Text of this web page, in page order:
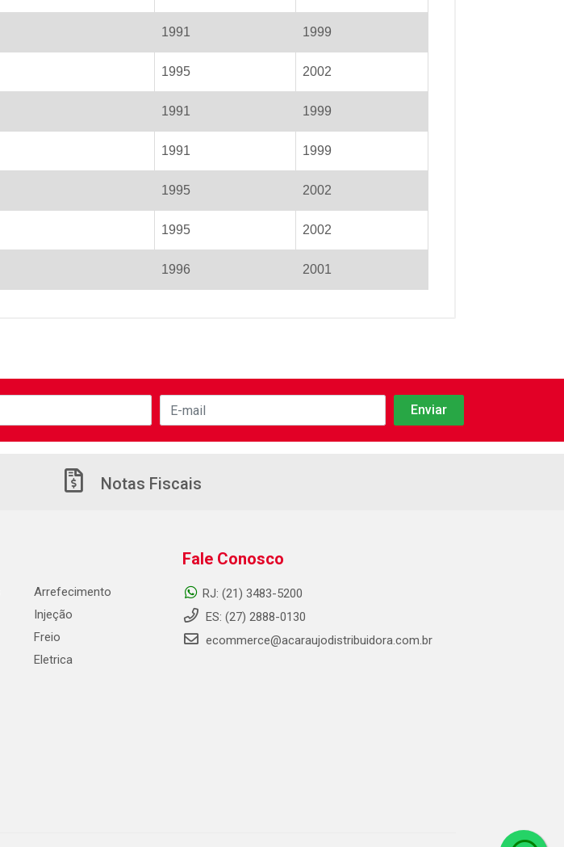
1991 1999
1995 2002
1991 1999
1991 1999
1995 2002
1995 2002
1996 2001
Notas Fiscais
Arrefecimento
Injeção
Freio
Eletrica
Fale Conosco
RJ: (21) 3483-5200
ES: (27) 2888-0130
ecommerce@acaraujodistribuidora.com.br